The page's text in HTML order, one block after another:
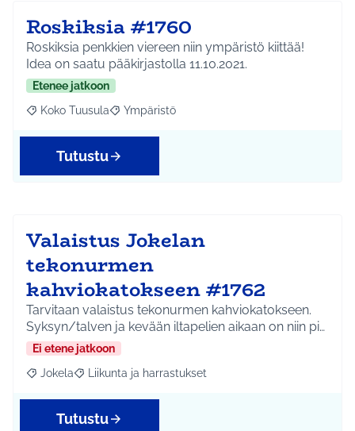
Roskiksia #1760
Roskiksia penkkien viereen niin ympäristö kiittää!
Idea on saatu pääkirjastolla 11.10.2021.
Etenee jatkoon
Rajaa tulokset aihepiirin mukaan: Koko Tuusula
Koko Tuusula Rajaa tulokset teeman mukaan: Ympäristö
Ympäristö
Tutustu
Valaistus Jokelan
tekonurmen
kahviokatokseen #1762
Tarvitaan valaistus tekonurmen kahviokatokseen.
Syksyn/talven ja kevään iltapelien aikaan on niin pi…
Ei etene jatkoon
Rajaa tulokset aihepiirin mukaan: Jokela
Jokela Rajaa tulokset teeman mukaan: Liikunta ja
Liikunta ja harrastukset
Tutustu